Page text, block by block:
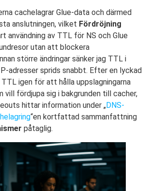
cachelagrar Glue-data och därmed
anslutningen, vilket Fördröjning
användning av TTL för NS och Glue
utan att blockera
större ändringar sänker jag TTL i
adresser sprids snabbt. Efter en lyckad
igen för att hålla uppslagningarna
vill fördjupa sig i bakgrunden till cacher,
hittar information under „DNS-
“en kortfattad sammanfattning
påtaglig.